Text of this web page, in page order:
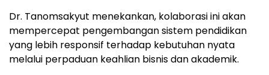
Dr. Tanomsakyut menekankan, kolaborasi ini akan
mempercepat pengembangan sistem pendidikan
yang lebih responsif terhadap kebutuhan nyata
melalui perpaduan keahlian bisnis dan akademik.